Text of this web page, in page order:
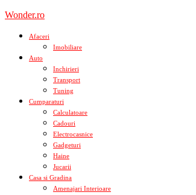
Skip
content
Wonder.ro
Afaceri
Imobiliare
Auto
Inchirieri
Transport
Tuning
Cumparaturi
Calculatoare
Cadouri
Electrocasnice
Gadgeturi
Haine
Jucarii
Casa si Gradina
Amenajari Interioare